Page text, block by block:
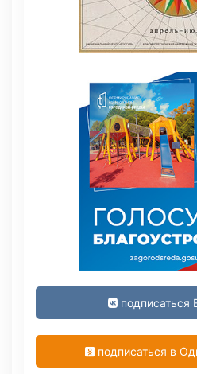
подписаться
подписаться в